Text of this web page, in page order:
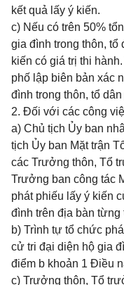
kết quả lấy ý kiến.
c) Nếu có trên 50%
gia đình trong thôn, tổ
kiến có giá trị thi
phố lập biên bản xác
đình trong thôn, tổ
2. Đối với các công
a) Chủ tịch Ủy ban
tịch Ủy ban Mặt trận
các Trưởng thôn, Tổ
Trưởng ban công tác
phát phiếu lấy ý kiến
đình trên địa bàn từng
b) Trình tự tổ chức
cử tri đại diện hộ gia
điểm b khoản 1 Điều
c) Trưởng thôn, Tổ